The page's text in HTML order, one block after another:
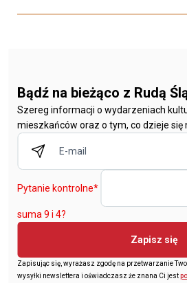
Bądź na bieżąco z Rudą
Szereg informacji o wydarzeniach
mieszkańców oraz o tym, co dzieje się
Pytanie kontrolne*
suma 9 i 4?
Zapisz się
Zapisując się, wyrażasz zgodę na przetwarzanie
wysyłki newslettera i oświadczasz że znana Ci jest